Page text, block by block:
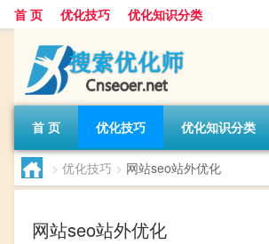
首 页 优化技巧 优化知识分类
首 页 优化技巧 优化知识分类
> 优化技巧 > 网站seo站外优化
网站seo站外优化